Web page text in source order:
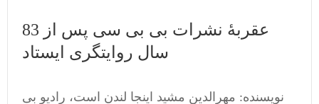
عقربۀ نشرات بی بی سی پس از 83
سال روایتگری ایستاد
نویسنده: مهرالدین مشید اینجا لندن است، رادیو بی